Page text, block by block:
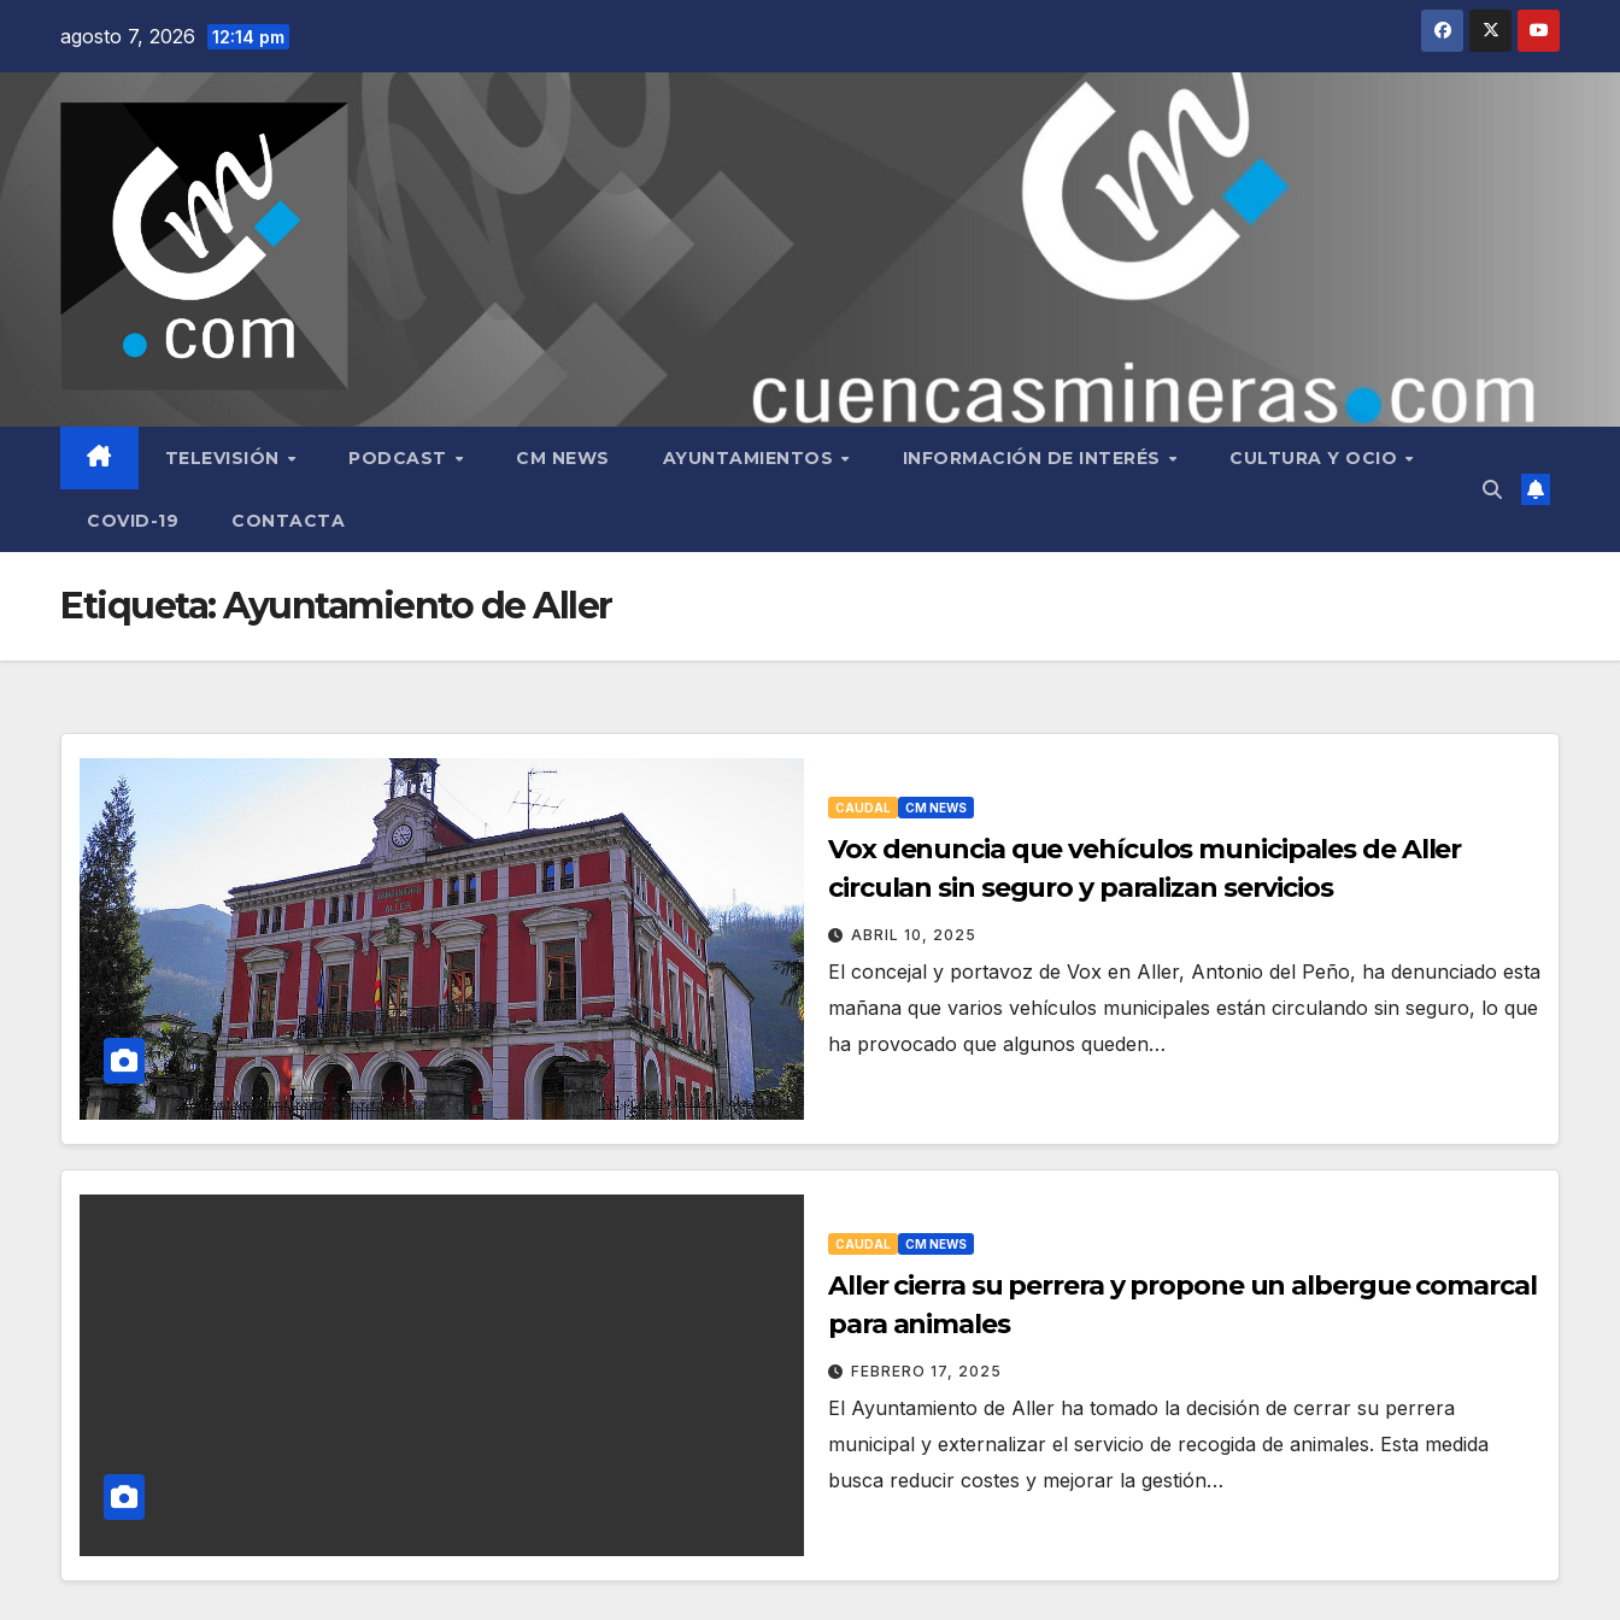
contenido
agosto 7, 2026 12:14 pm
TELEVISIÓN PODCAST CM NEWS AYUNTAMIENTOS INFORMACIÓN DE INTERÉS CULTURA Y OCIO
COVID-19 CONTACTA
Etiqueta:Ayuntamiento de Aller
CAUDAL CM NEWS
Vox denuncia que vehículos municipales de Aller
circulan sin seguro y paralizan servicios
ABRIL 10, 2025
El concejal y portavoz de Vox en Aller, Antonio del Peño, ha denunciado esta
mañana que varios vehículos municipales están circulando sin seguro, lo que
ha provocado que algunos queden…
CAUDAL CM NEWS
Aller cierra su perrera y propone un albergue comarcal
para animales
FEBRERO 17, 2025
El Ayuntamiento de Aller ha tomado la decisión de cerrar su perrera
municipal y externalizar el servicio de recogida de animales. Esta medida
busca reducir costes y mejorar la gestión…